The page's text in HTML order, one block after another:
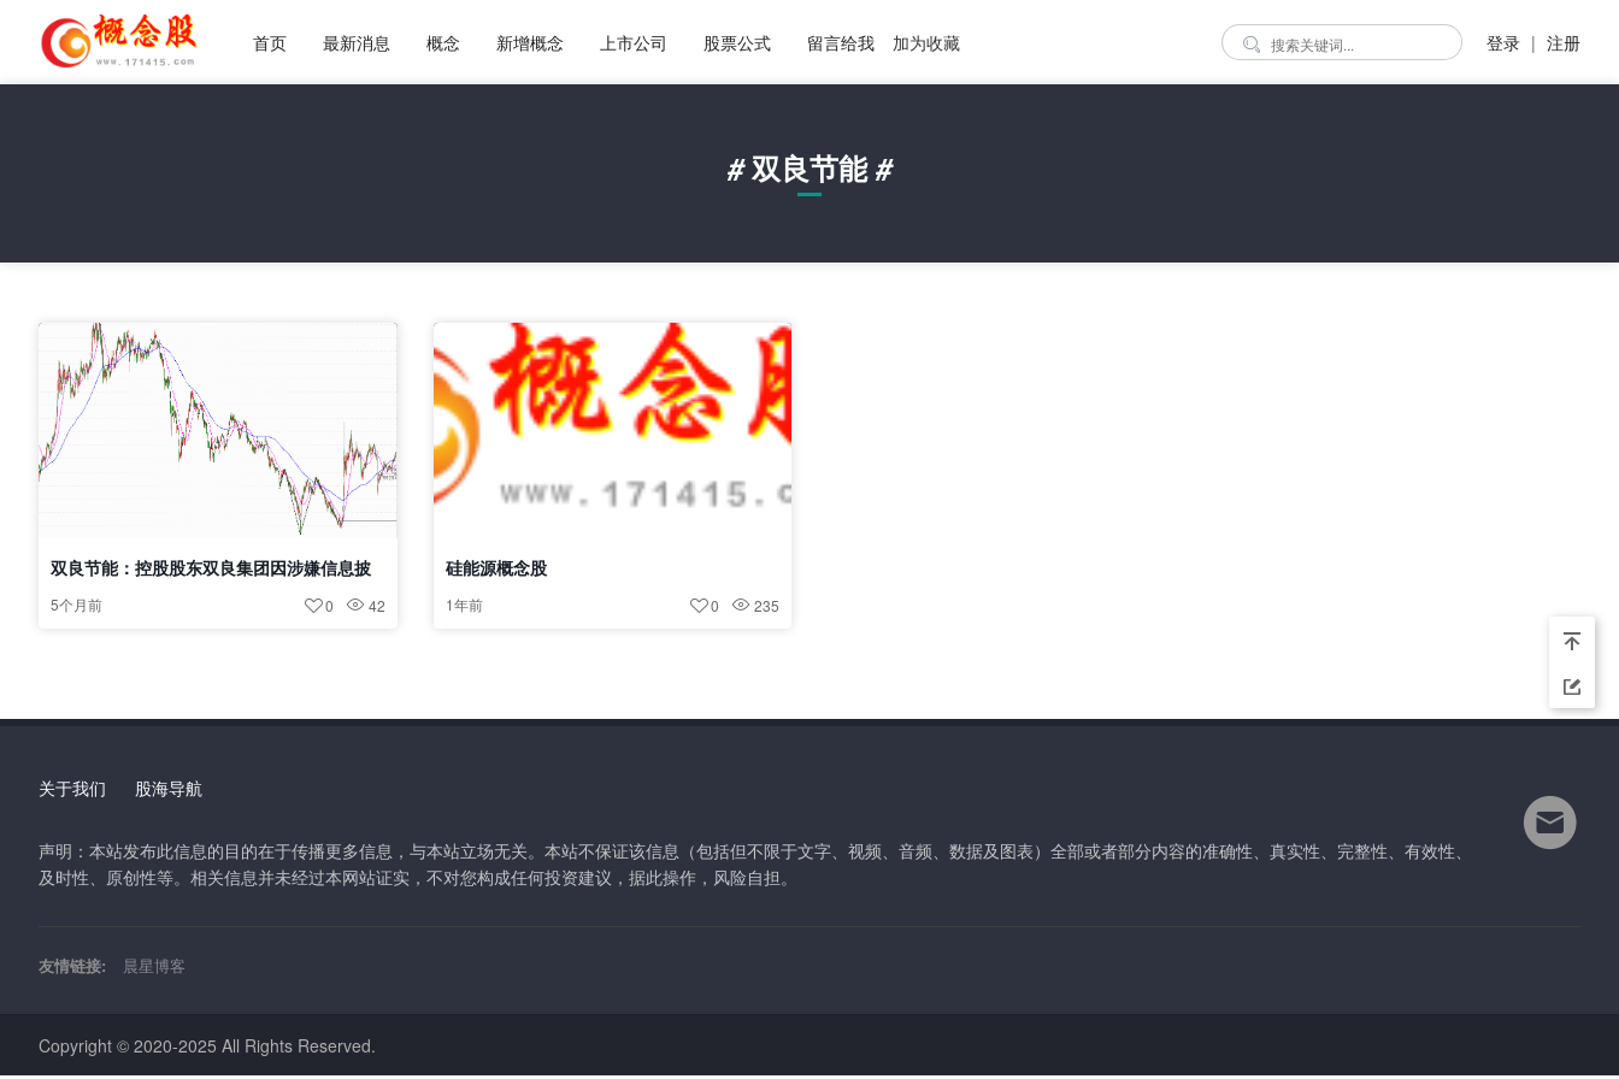
首页 最新消息 概念 新增概念 上市公司 股票公式 留言给我 加为收藏 登录 | 注册
#双良节能#
双良节能：控股股东双良集团因涉嫌信息披
露违法违规被证监会立案
5个月前 42
0
硅能源概念股
1年前 235
0
关于我们 股海导航
声明：本站发布此信息的目的在于传播更多信息，与本站立场无关。本站不保证该信息（包括但不限于文字、视频、音频、数据及图表）全部或者部分内容的准确性、真实性、完整性、有效性、
及时性、原创性等。相关信息并未经过本网站证实，不对您构成任何投资建议，据此操作，风险自担。
友情链接: 晨星博客
Copyright © 2020-2025 All Rights Reserved.